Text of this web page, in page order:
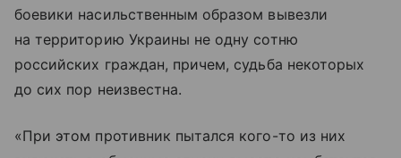
боевики насильственным образом вывезли
на территорию Украины не одну сотню
российских граждан, причем, судьба некоторых
до сих пор неизвестна.
«При этом противник пытался кого-то из них